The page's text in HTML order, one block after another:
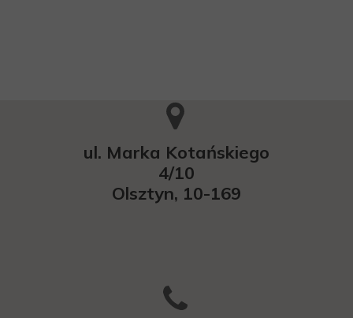
ul. Marka Kotańskiego
4/10
Olsztyn, 10-169